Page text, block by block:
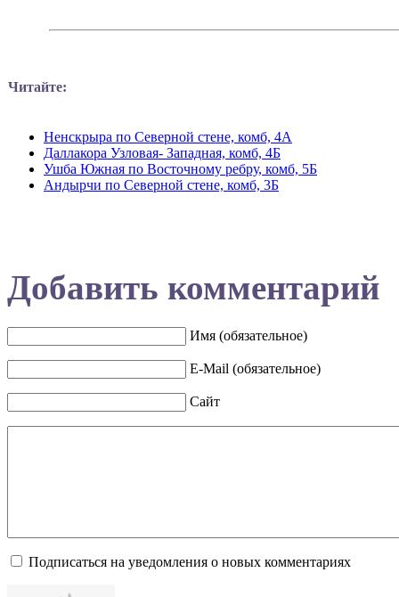
Читайте:
Ненскрыра по Северной стене, комб, 4А
Даллакора Узловая- Западная, комб, 4Б
Ушба Южная по Восточному ребру, комб, 5Б
Андырчи по Северной стене, комб, 3Б
Добавить комментарий
Имя (обязательное)
E-Mail (обязательное)
Сайт
Подписаться на уведомления о новых комментариях